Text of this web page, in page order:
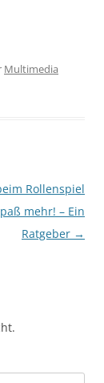
Multimedia
Rollenspiel
mehr! – Ein
Ratgeber →